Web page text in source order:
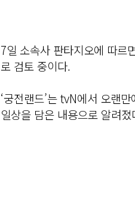
7일 소속사 판타지오에 따르
로 검토 중이다.
‘궁전랜드’는 tvN에서 오랜
일상을 담은 내용으로 알려졌